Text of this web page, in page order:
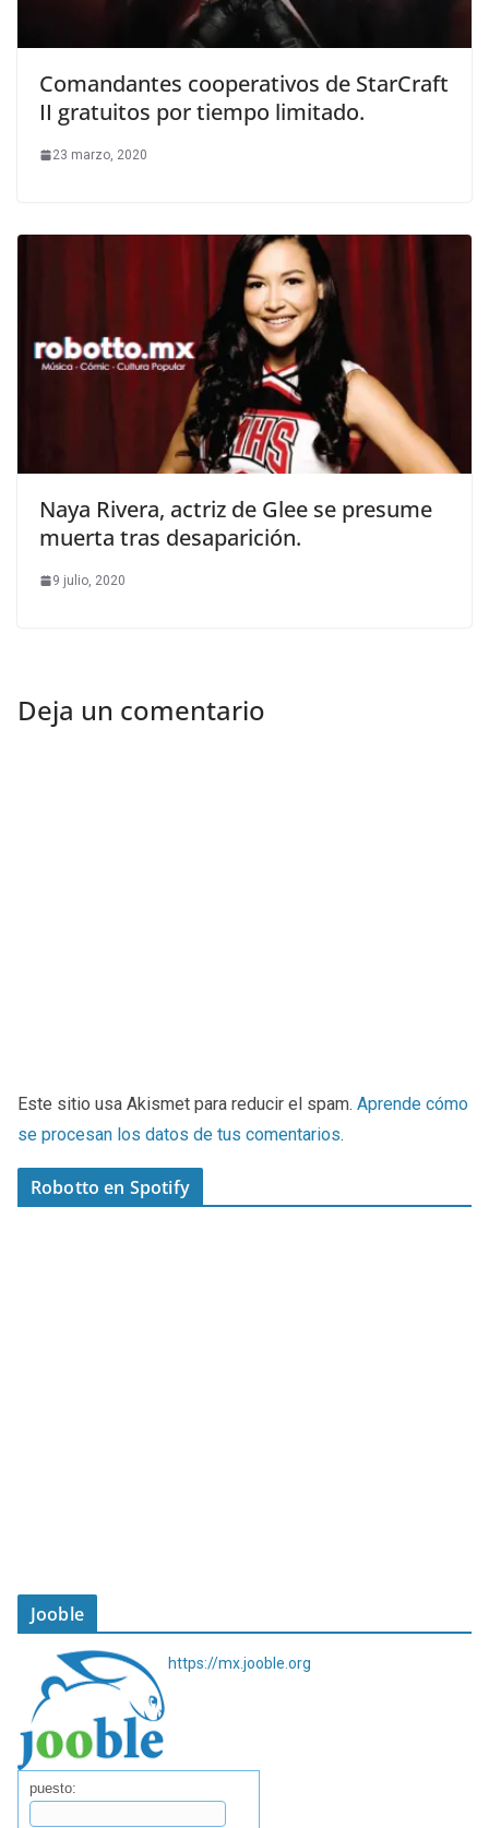
Comandantes cooperativos de StarCraft
II gratuitos por tiempo limitado.
23 marzo, 2020
Naya Rivera, actriz de Glee se presume
muerta tras desaparición.
9 julio, 2020
Deja un comentario
Este sitio usa Akismet para reducir el spam. Aprende cómo
se procesan los datos de tus comentarios.
Robotto en Spotify
Jooble
https://mx.jooble.org
puesto: